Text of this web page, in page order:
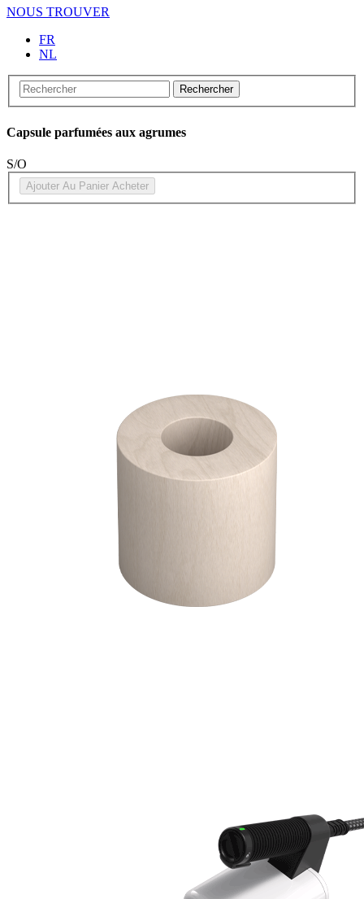
NOUS TROUVER
FR
NL
Rechercher
Capsule parfumées aux agrumes
S/O
Ajouter Au Panier Acheter